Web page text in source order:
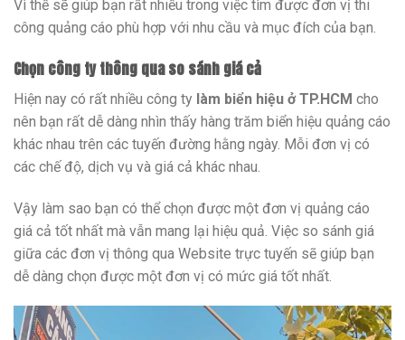
Vì thế sẽ giúp bạn rất nhiều trong việc tìm được đơn vị thi
công quảng cáo phù hợp với nhu cầu và mục đích của bạn.
Chọn công ty thông qua so sánh giá cả
Hiện nay có rất nhiều công ty làm biển hiệu ở TP.HCM cho
nên bạn rất dễ dàng nhìn thấy hàng trăm biển hiệu quảng cáo
khác nhau trên các tuyến đường hằng ngày. Mỗi đơn vị có
các chế độ, dịch vụ và giá cả khác nhau.
Vậy làm sao bạn có thể chọn được một đơn vị quảng cáo
giá cả tốt nhất mà vẫn mang lại hiệu quả. Việc so sánh giá
giữa các đơn vị thông qua Website trực tuyến sẽ giúp bạn
dễ dàng chọn được một đơn vị có mức giá tốt nhất.